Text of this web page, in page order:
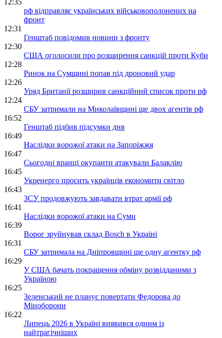
12:35
рф відправляє українських військовополонених на
фронт
12:31
Генштаб повідомив новини з фронту
12:30
США оголосили про розширення санкцій проти Куби
12:28
Ринок на Сумщині попав під дроновий удар
12:26
Уряд Британії розширив санкційний список проти рф
12:24
СБУ затримали на Миколаївщині ще двох агентів рф
16:52
Генштаб підбив підсумки дня
16:49
Наслідки ворожої атаки на Запоріжжя
16:47
Сьогодні вранці окупанти атакували Балаклію
16:45
Укренерго просить українців економити світло
16:43
ЗСУ продовжують завдавати втрат армії рф
16:41
Наслідки ворожої атаки на Суми
16:39
Ворог зруйнував склад Bosch в Україні
16:31
СБУ затримала на Дніпровщині ще одну агентку рф
16:29
У США бачать покращення обміну розвідданими з
Україною
16:25
Зеленський не планує повертати Федорова до
Міноборони
16:22
Липець 2026 в Україні виявився одним із
найтрагічніших